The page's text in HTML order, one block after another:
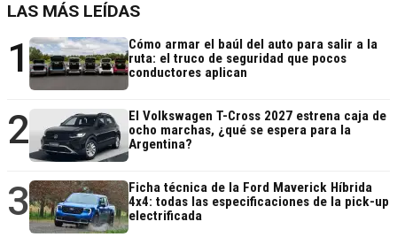
LAS MÁS LEÍDAS
1
Cómo armar el baúl del auto para salir a la
ruta: el truco de seguridad que pocos
conductores aplican
2
El Volkswagen T-Cross 2027 estrena caja de
ocho marchas, ¿qué se espera para la
Argentina?
3
Ficha técnica de la Ford Maverick Híbrida
4x4: todas las especificaciones de la pick-up
electrificada